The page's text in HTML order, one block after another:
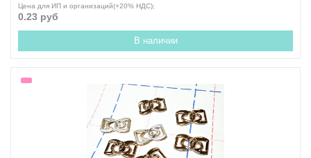
Цена для ИП и организаций(+20% НДС);
0.23 руб
В наличии